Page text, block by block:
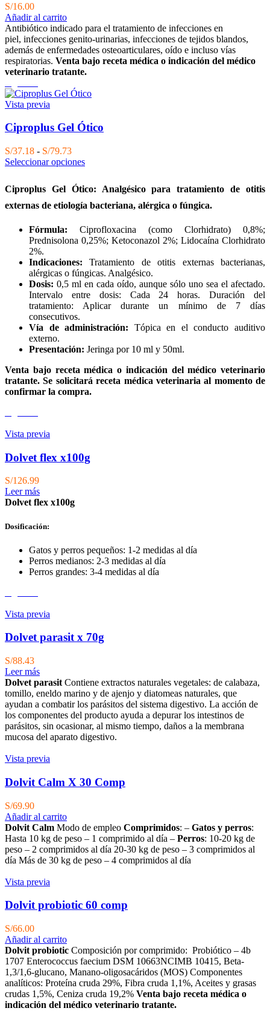
S/16.00
Añadir al carrito
Antibiótico indicado para el tratamiento de infecciones en
piel, infecciones genito-urinarias, infecciones de tejidos blandos,
además de enfermedades osteoarticulares, oído e incluso vías
respiratorias. Venta bajo receta médica o indicación del médico
veterinario tratante.
Vista previa
Ciproplus Gel Ótico
S/37.18 - S/79.73Rango
de
desde
S/37.18
hasta
Seleccionar opciones
Ciproplus Gel Ótico: Analgésico para tratamiento de otitis
externas de etiología bacteriana, alérgica o fúngica.
Fórmula: Ciprofloxacina (como Clorhidrato) 0,8%;
Prednisolona 0,25%; Ketoconazol 2%; Lidocaína Clorhidrato
2%.
Indicaciones: Tratamiento de otitis externas bacterianas,
alérgicas o fúngicas. Analgésico.
Dosis: 0,5 ml en cada oído, aunque sólo uno sea el afectado.
Intervalo entre dosis: Cada 24 horas. Duración del
tratamiento: Aplicar durante un mínimo de 7 días
consecutivos.
Vía de administración: Tópica en el conducto auditivo
externo.
Presentación: Jeringa por 10 ml y 50ml.
Venta bajo receta médica o indicación del médico veterinario
tratante. Se solicitará receta médica veterinaria al momento de
confirmar la compra.
Vista previa
Dolvet flex x100g
S/126.99
Leer más
Dolvet flex x100g
Dosificación:
Gatos y perros pequeños: 1-2 medidas al día
Perros medianos: 2-3 medidas al día
Perros grandes: 3-4 medidas al día
Vista previa
Dolvet parasit x 70g
S/88.43
Leer más
Dolvet parasit Contiene extractos naturales vegetales: de calabaza,
tomillo, eneldo ma­rino y de ajenjo y diatomeas naturales, que
ayudan a combatir los parásitos del sistema digestivo. La acción de
los componentes del producto ayuda a depurar los intestinos de
parásitos, sin ocasionar, al mismo tiempo, daños a la membrana
mucosa del aparato digestivo.
Vista previa
Dolvit Calm X 30 Comp
S/69.90
Añadir al carrito
Dolvit Calm Modo de empleo Comprimidos: – Gatos y perros:
Hasta 10 kg de peso – 1 comprimido al día – Perros: 10-20 kg de
peso – 2 comprimidos al día 20-30 kg de peso – 3 comprimidos al
día Más de 30 kg de peso – 4 comprimidos al día
Vista previa
Dolvit probiotic 60 comp
S/66.00
Añadir al carrito
Dolvit probiotic Composición por comprimido: Probiótico – 4b
1707 Enterococcus faecium DSM 10663NCIMB 10415, Beta-
1,3/1,6-glucano, Manano-oligosacáridos (MOS) Componentes
analíticos: Proteína cruda 29%, Fibra cruda 1,1%, Aceites y grasas
crudas 1,5%, Ceniza cruda 19,2% Venta bajo receta médica o
indicación del médico veterinario tratante.